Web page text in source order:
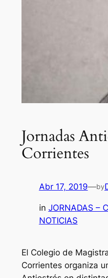
Jornadas
Corrientes
Abr 17, 2019—by
in JORNADAS –
NOTICIAS
El Colegio de
Corrientes organiza